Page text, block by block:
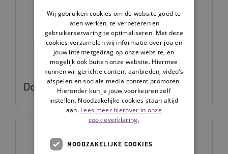
Dorien Vonhof
Wij gebruiken cookies om de website goed te
laten werken, te verbeteren en
gebruikerservaring te optimaliseren. Met deze
cookies verzamelen wij informatie over jou en
jouw internetgedrag op onze website, en
mogelijk ook buiten onze website. Hiermee
kunnen wij gerichte content aanbieden, video’s
afspelen en sociale media content promoten.
Hieronder kun je jouw voorkeuren zelf
instellen. Noodzakelijke cookies staan altijd
aan. Lees meer hierover in onze
cookieverklaring.
NOODZAKELIJKE COOKIES